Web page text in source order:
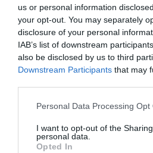
us or personal information
your opt-out. You may separately
disclosure of your personal
IAB’s list of downstream
also be disclosed by us to third
Downstream Participants that may
Personal Data Processing Opt
I want to opt-out of the
personal data.
Opted In
Bulletins municipaux
Vivre à le Magny
ECOLES
Restauration scolaire
BIBLIOTHÈQUE
Les Gîtes du Champ
LE PRIEURÉ
ACTIVITÉS
ASSOCIATION DES